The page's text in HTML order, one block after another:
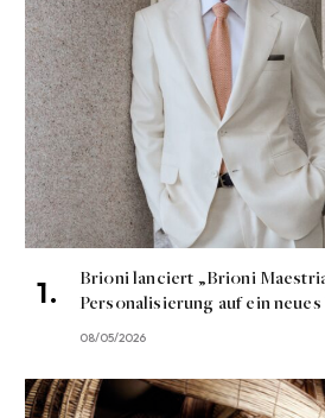
Brioni lanciert „Brioni
Personalisierung auf ein neues
08/05/2026